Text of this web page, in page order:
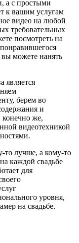
а с простыми
к вашим услугам
видео на любой
требовательных
посмотреть на
вы можете нанять
является
берем во
и
конечно же,
видеотехникой
то лучше, а кому-то
каждой свадьбе
для
уровня,
на свадьбе.